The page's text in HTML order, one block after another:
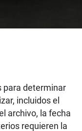
para determinar
incluidos el
archivo, la fecha
requieren la